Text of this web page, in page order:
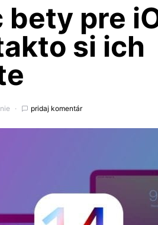
pre
si ich
pridaj komentár